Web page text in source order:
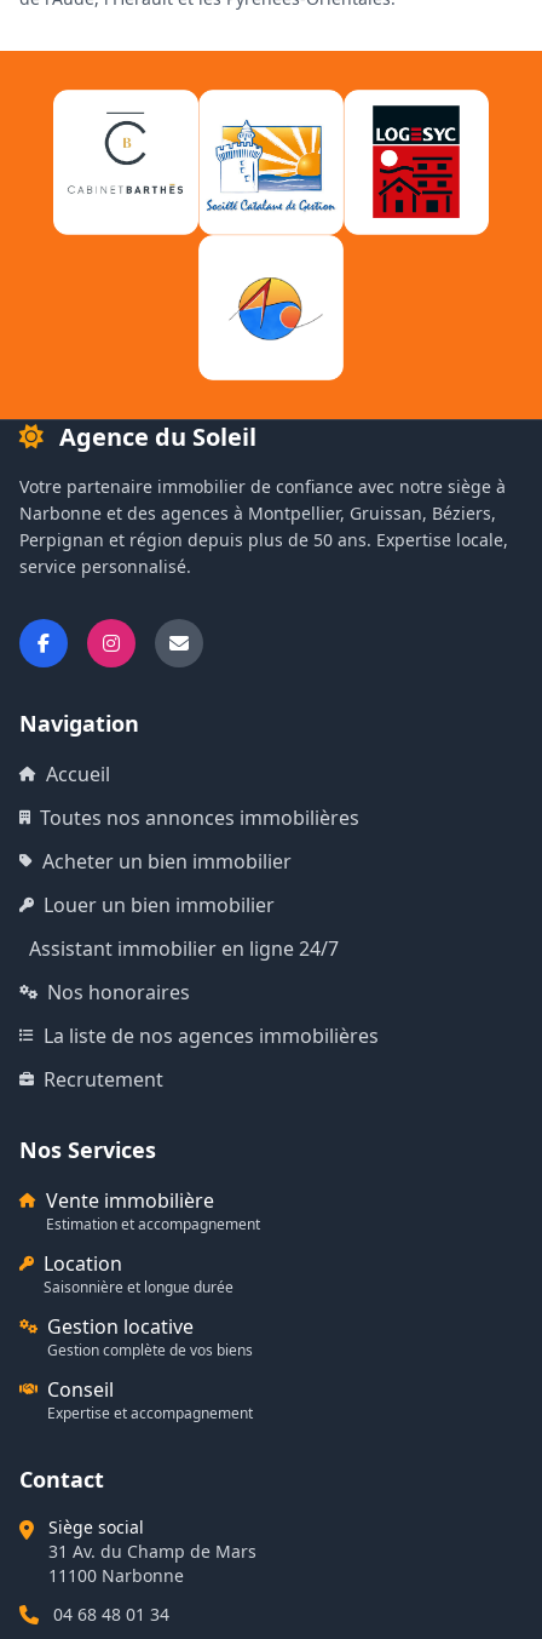
Agence du Soleil
Votre partenaire immobilier de confiance avec notre siège à
Narbonne et des agences à Montpellier, Gruissan, Béziers,
Perpignan et région depuis plus de 50 ans. Expertise locale,
service personnalisé.
Navigation
Accueil
Toutes nos annonces immobilières
Acheter un bien immobilier
Louer un bien immobilier
Assistant immobilier en ligne 24/7
Nos honoraires
La liste de nos agences immobilières
Recrutement
Nos Services
Vente immobilière
Estimation et accompagnement
Location
Saisonnière et longue durée
Gestion locative
Gestion complète de vos biens
Conseil
Expertise et accompagnement
Contact
Siège social
31 Av. du Champ de Mars
11100 Narbonne
04 68 48 01 34